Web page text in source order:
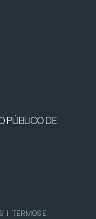
PÚBLICO DE
| TERMOS E